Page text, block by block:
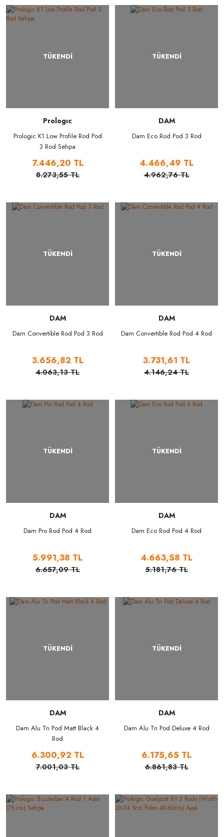
TÜKENDİ
Prologıc
Prologic K1 Low Profile Rod Pod
3 Rod Sehpa
7.446,20 TL
8.273,55 TL
TÜKENDİ
DAM
Dam Eco Rod Pod 3 Rod
4.466,49 TL
4.962,76 TL
TÜKENDİ
DAM
Dam Convertible Rod Pod 3 Rod
3.656,82 TL
4.063,13 TL
TÜKENDİ
DAM
Dam Convertible Rod Pod 4 Rod
3.731,61 TL
4.146,24 TL
TÜKENDİ
DAM
Dam Pro Rod Pod 4 Rod
5.991,38 TL
6.657,09 TL
TÜKENDİ
DAM
Dam Eco Rod Pod 4 Rod
4.663,58 TL
5.181,76 TL
TÜKENDİ
DAM
Dam Alu Trı Pod Matt Black 4
Rod
6.300,92 TL
7.001,03 TL
TÜKENDİ
DAM
Dam Alu Trı Pod Deluxe 4 Rod
6.175,65 TL
6.861,83 TL